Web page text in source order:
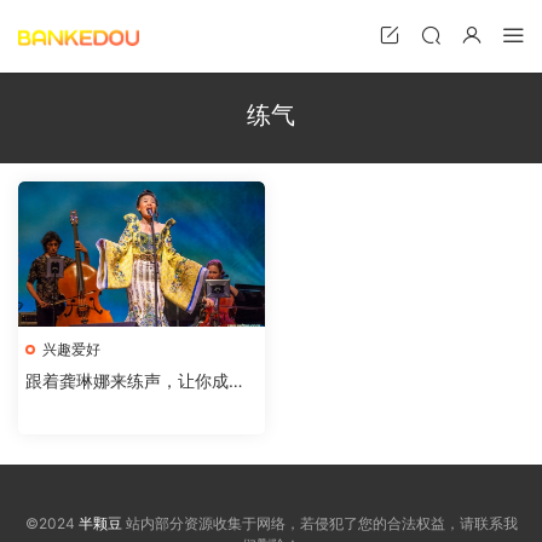
练气
兴趣爱好
跟着龚琳娜来练声，让你成为
©2024 半颗豆站内部分资源收集于网络，若侵犯了您的合法权益，请联系我